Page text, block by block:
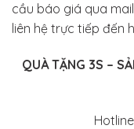
cầu báo giá qua
liên hệ trực tiếp đến
QUÀ TẶNG 3S –